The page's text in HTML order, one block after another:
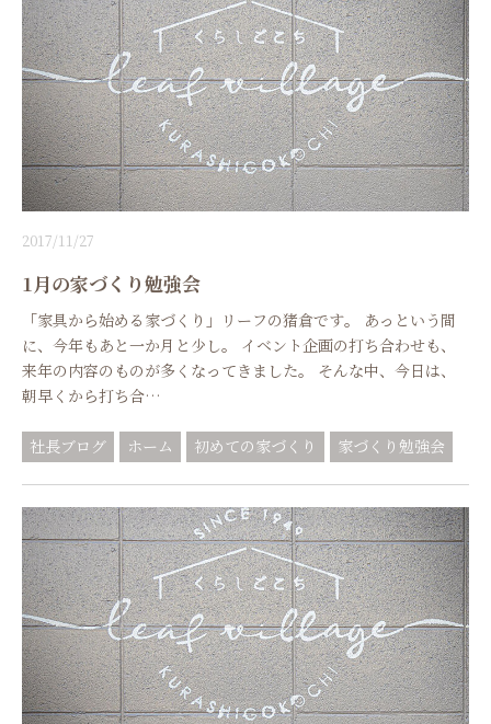
2017/11/27
1月の家づくり勉強会
「家具から始める家づくり」リーフの猪倉です。 あっという間
に、今年もあと一か月と少し。 イベント企画の打ち合わせも、
来年の内容のものが多くなってきました。 そんな中、今日は、
朝早くから打ち合…
社長ブログ ホーム 初めての家づくり 家づくり勉強会